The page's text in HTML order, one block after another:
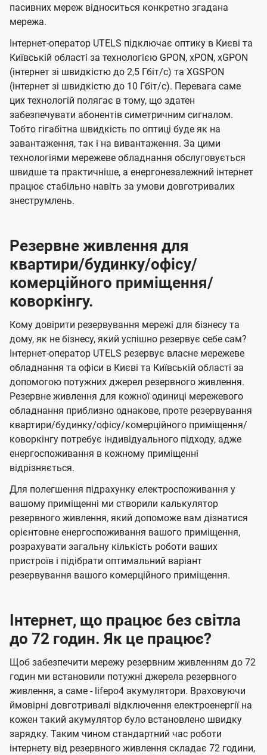
пасивних мереж відноситься конкретно згадана
мережа.
Інтернет-оператор UTELS підключає оптику в Києві та
Київській області за технологією GPON, xPON, xGPON
(інтернет зі швидкістю до 2,5 Гбіт/с) та XGSPON
(інтернет зі швидкістю до 10 Гбіт/с). Перевага саме
цих технологій полягає в тому, що здатен
забезпечувати абонентів симетричним сигналом.
Тобто гігабітна швидкість по оптиці буде як на
завантаження, так і на вивантаження. За цими
технологіями мережеве обладнання обслуговується
швидше та практичніше, а енергонезалежний інтернет
працює стабільно навіть за умови довготривалих
знеструмлень.
Резервне живлення для
квартири/будинку/офісу/
комерційного приміщення/
коворкінгу.
Кому довірити резервування мережі для бізнесу та
дому, як не бізнесу, який успішно резервує себе сам?
Інтернет-оператор UTELS резервує власне мережеве
обладнання та офіси в Києві та Київській області за
допомогою потужних джерел резервного живлення.
Резервне живлення для кожної одиниці мережевого
обладнання приблизно однакове, проте резервування
квартири/будинку/офісу/комерційного приміщення/
коворкінгу потребує індивідуального підходу, адже
енергоспоживання в кожному приміщенні
відрізняється.
Для полегшення підрахунку електроспоживання у
вашому приміщенні ми створили калькулятор
резервного живлення, який допоможе вам дізнатися
орієнтовне енергоспоживання вашого приміщення,
розрахувати загальну кількість роботи ваших
пристроїв і підібрати оптимальний варіант
резервування вашого комерційного приміщення.
Інтернет, що працює без світла
до 72 годин. Як це працює?
Щоб забезпечити мережу резервним живленням до 72
годин ми встановили потужні джерела резервного
живлення, а саме - lifepo4 акумулятори. Враховуючи
ймовірні довготривалі відключення електроенергії на
кожен такий акумулятор було встановлено швидку
зарядку. Таким чином стандартний час роботи
інтернету від резервного живлення складає 72 години,